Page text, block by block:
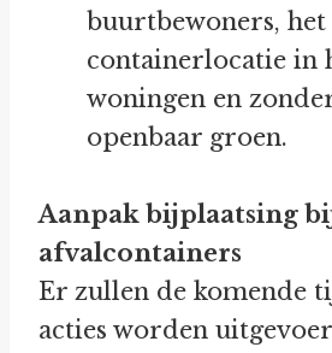
buurtbewoners, het
containerlocatie in
woningen en
openbaar groen.
Aanpak bijplaatsing
afvalcontainers
Er zullen de komende
acties worden